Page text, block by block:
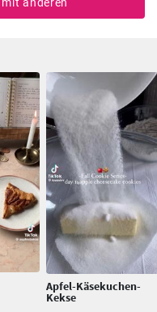
Apfel-Käsekuchen-
Kekse